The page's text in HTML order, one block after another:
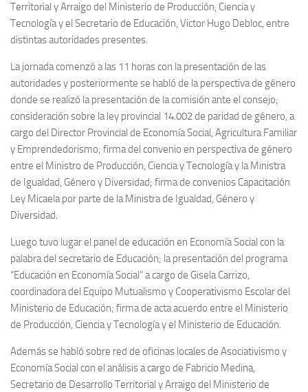
Territorial y Arraigo del Ministerio de Producción, Ciencia y
Tecnología y el Secretario de Educación, Victor Hugo Debloc, entre
distintas autoridades presentes.
La jornada comenzó a las 11 horas con la presentación de las
autoridades y posteriormente se habló de la perspectiva de género
donde se realizó la presentación de la comisión ante el consejo;
consideración sobre la ley provincial 14.002 de paridad de género, a
cargo del Director Provincial de Economía Social, Agricultura Familiar
y Emprendedorismo; firma del convenio en perspectiva de género
entre el Ministro de Producción, Ciencia y Tecnología y la Ministra
de Igualdad, Género y Diversidad; firma de convenios Capacitación
Ley Micaela por parte de la Ministra de Igualdad, Género y
Diversidad.
Luego tuvo lugar el panel de educación en Economía Social con la
palabra del secretario de Educación; la presentación del programa
“Educación en Economía Social” a cargo de Gisela Carrizo,
coordinadora del Equipo Mutualismo y Cooperativismo Escolar del
Ministerio de Educación; firma de acta acuerdo entre el Ministerio
de Producción, Ciencia y Tecnología y el Ministerio de Educación.
Además se habló sobre red de oficinas locales de Asociativismo y
Economía Social con el análisis a cargo de Fabricio Medina,
Secretario de Desarrollo Territorial y Arraigo del Ministerio de